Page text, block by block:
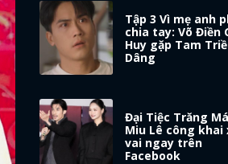
Tập 3 Vì mẹ anh
chia tay: Võ Điền
Huy gặp Tam
Dâng
Đại Tiệc Trăng
Miu Lê công khai
vai ngay trên
Facebook